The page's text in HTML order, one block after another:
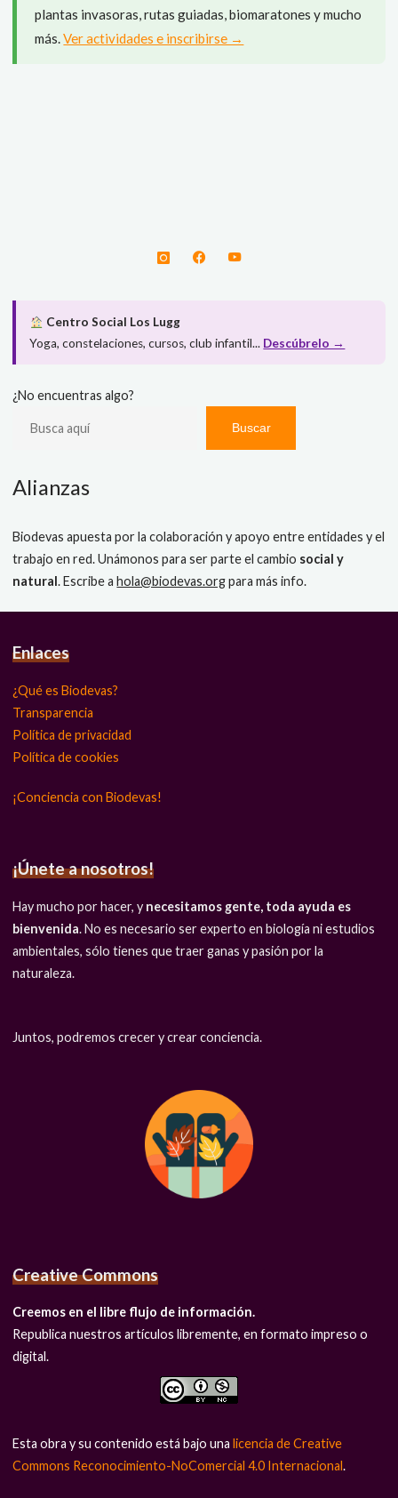
plantas invasoras, rutas guiadas, biomaratones y mucho
más.Ver actividades e inscribirse →
Centro Social Los Lugg
Yoga, constelaciones, cursos, club infantil... Descúbrelo →
¿No encuentras algo?
Buscar
Alianzas
Biodevas apuesta por la colaboración y apoyo entre entidades y el
trabajo en red. Unámonos para ser parte el cambio social y
natural. Escribe ahola@biodevas.orgpara más info.
Enlaces
¿Qué es Biodevas?
Transparencia
Política de privacidad
Política de cookies
¡Conciencia con Biodevas!
¡Únete a nosotros!
Hay mucho por hacer, y necesitamos gente, toda ayuda es
bienvenida. No es necesario ser experto en biología ni estudios
ambientales, sólo tienes que traer ganas y pasión por la
naturaleza.
Juntos, podremos crecer y crear conciencia.
Creative Commons
Creemos en el libre flujo de información.
Republica nuestros artículos libremente, en formato impreso o
digital.
Esta obra y su contenido está bajo unalicencia de Creative
Commons Reconocimiento-NoComercial 4.0 Internacional.